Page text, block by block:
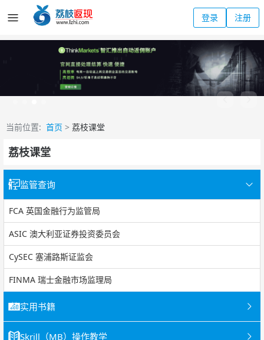
登录 注册
当前位置: 首页 > 荔枝课堂
荔枝课堂
监管查询
FCA 英国金融行为监管局
ASIC 澳大利亚证券投资委员会
CySEC 塞浦路斯证监会
FINMA 瑞士金融市场监理局
实用书籍
Skrill（MB）操作教学